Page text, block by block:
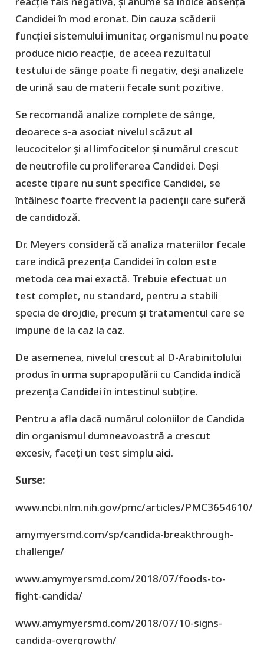
Candidei în mod eronat. Din cauza scăderii
funcției sistemului imunitar, organismul nu poate
produce nicio reacție, de aceea rezultatul
testului de sânge poate fi negativ, deși analizele
de urină sau de materii fecale sunt pozitive.
Se recomandă analize complete de sânge,
deoarece s-a asociat nivelul scăzut al
leucocitelor și al limfocitelor și numărul crescut
de neutrofile cu proliferarea Candidei. Deși
aceste tipare nu sunt specifice Candidei, se
întâlnesc foarte frecvent la pacienții care suferă
de candidoză.
Dr. Meyers consideră că analiza materiilor fecale
care indică prezența Candidei în colon este
metoda cea mai exactă. Trebuie efectuat un
test complet, nu standard, pentru a stabili
specia de drojdie, precum și tratamentul care se
impune de la caz la caz.
De asemenea, nivelul crescut al D-Arabinitolului
produs în urma suprapopulării cu Candida indică
prezența Candidei în intestinul subțire.
Pentru a afla dacă numărul coloniilor de Candida
din organismul dumneavoastră a crescut
excesiv, faceți un test simplu aici.
Surse:
www.ncbi.nlm.nih.gov/pmc/articles/PMC3654610/
amymyersmd.com/sp/candida-breakthrough-
challenge/
www.amymyersmd.com/2018/07/foods-to-
fight-candida/
www.amymyersmd.com/2018/07/10-signs-
candida-overgrowth/